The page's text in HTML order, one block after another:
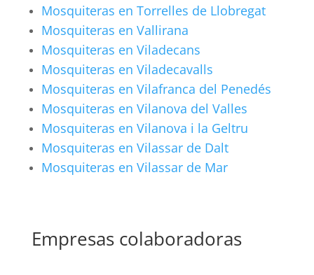
Mosquiteras en Torrelles de Llobregat
Mosquiteras en Vallirana
Mosquiteras en Viladecans
Mosquiteras en Viladecavalls
Mosquiteras en Vilafranca del Penedés
Mosquiteras en Vilanova del Valles
Mosquiteras en Vilanova i la Geltru
Mosquiteras en Vilassar de Dalt
Mosquiteras en Vilassar de Mar
Empresas colaboradoras